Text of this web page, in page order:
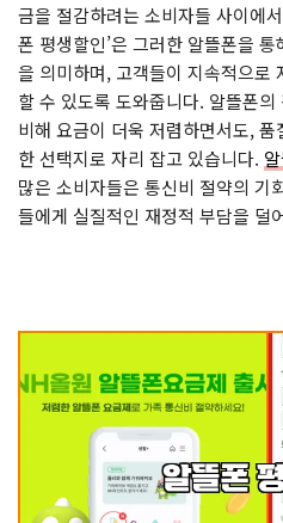
금을 절감하려는 소비자들 사이에
폰 평생할인’은 그러한 알뜰폰을
을 의미하며, 고객들이 지속적으로
할 수 있도록 도와줍니다. 알뜰폰
비해 요금이 더욱 저렴하면서도,
한 선택지로 자리 잡고 있습니다.
많은 소비자들은 통신비 절약의 기
들에게 실질적인 재정적 부담을 덜